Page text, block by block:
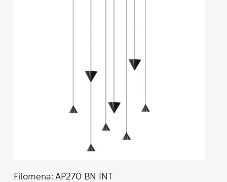
Filomena: AP270 BN INT